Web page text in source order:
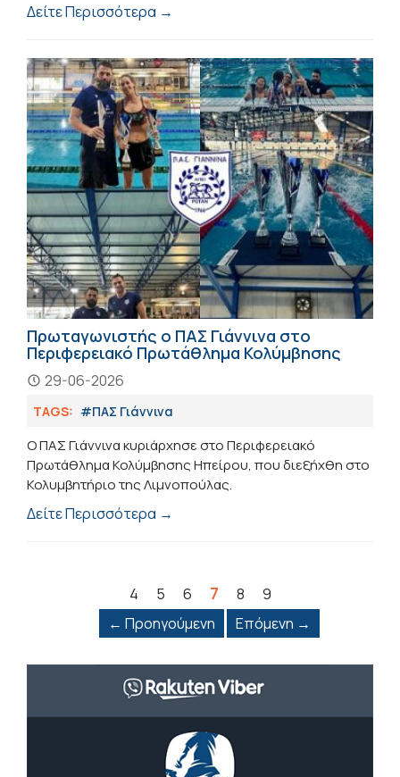
Δείτε Περισσότερα →
Πρωταγωνιστής ο ΠΑΣ Γιάννινα στο
Περιφερειακό Πρωτάθλημα Κολύμβησης
29-06-2026
TAGS: #ΠΑΣ Γιάννινα
Ο ΠΑΣ Γιάννινα κυριάρχησε στο Περιφερειακό
Πρωτάθλημα Κολύμβησης Ηπείρου, που διεξήχθη στο
Κολυμβητήριο της Λιμνοπούλας.
Δείτε Περισσότερα →
4 5 6 7 8
9
← Προηγούμενη
Επόμενη →